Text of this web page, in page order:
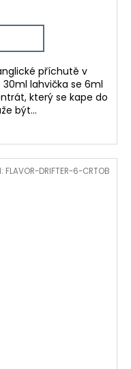
příchutě v
lahvička se 6ml
který se kape do
být...
FLAVOR-DRIFTER-6-CRTOB